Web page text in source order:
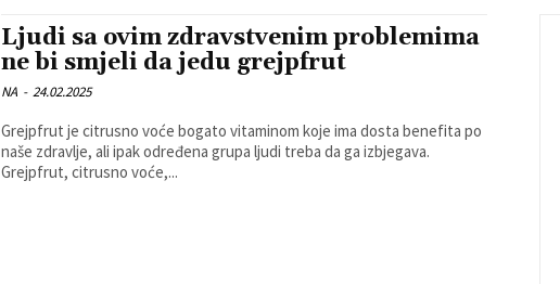
Ljudi sa ovim zdravstvenim problemima
ne bi smjeli da jedu grejpfrut
NA - 24.02.2025
Grejpfrut je citrusno voće bogato vitaminom koje ima dosta benefita po
naše zdravlje, ali ipak određena grupa ljudi treba da ga izbjegava.
Grejpfrut, citrusno voće,...